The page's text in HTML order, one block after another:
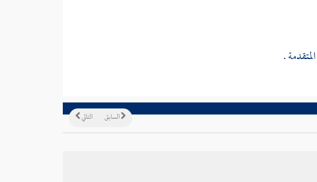
المتقدمة .
التالي السابق